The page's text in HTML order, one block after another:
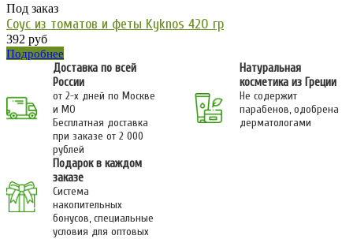
Под заказ
Соус из томатов и феты Kyknos 420 гр
392 руб
Подробнее
Доставка по всей
России
от 2-х дней по Москве
и МО
Бесплатная доставка
при заказе от 2 000
рублей
Натуральная
косметика из Греции
Не содержит
парабенов, одобрена
дерматологами
Подарок в каждом
заказе
Система
накопительных
бонусов, специальные
условия для оптовых